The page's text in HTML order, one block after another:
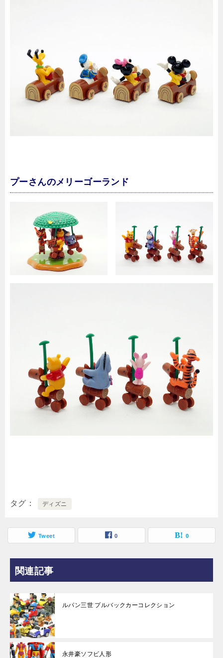
プーさんのメリーゴーランド
タグ ディズニ
Tweet 0 0
関連記事
ルパン三世 プルバックカーコレクション
永井豪ソフビ人形